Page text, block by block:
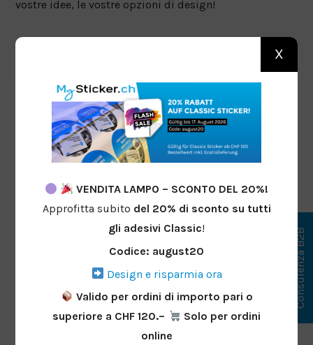
vostre idee, le vostre opzioni di design!
Testimonianze dei
clienti
X
VENDITA LAMPO – SCONTO DEL 20%!
Approfitta subito del 20% di sconto su tutti
gli adesivi Classic!
Codice: august20
Design e risparmia ora
Valido per ordini di importo pari o
superiore a CHF 120.–
Solo per ordini
online
Consulenza B2B